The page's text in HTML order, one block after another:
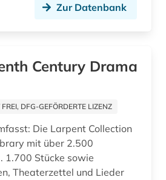
betriebswirtschaft (5)
bibel. deuteronomium (1)
Zur Datenbank
Century Drama
DFG-GEFÖRDERTE LIZENZ
Collection
mit über 2.500
1.700 Stücke sowie
Theaterzettel und Lieder